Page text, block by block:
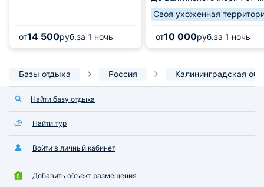
от14 500руб.за 1 ночь
Своя ухоженная
от10 000руб.за 1 ночь
Базы отдыха Россия Калининградская
Найти базу отдыха
Найти тур
Войти в личный кабинет
Добавить объект размещения